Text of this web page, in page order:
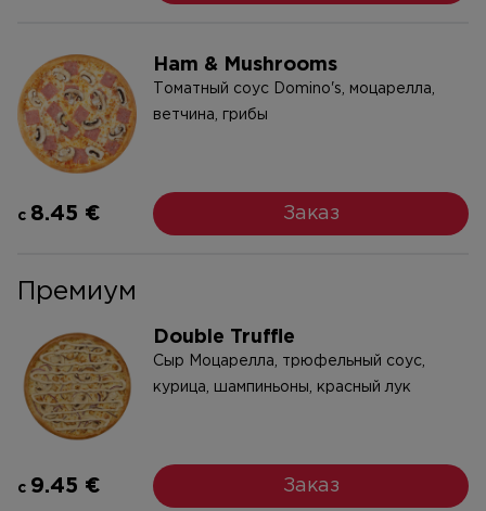
Ham & Mushrooms
Tоматный соус Domino's, моцарелла,
ветчина, грибы
c 8.45 € Заказ
Премиум
Double Truffle
Сыр Моцарелла, трюфельный соус,
курица, шампиньоны, красный лук
c 9.45 € Заказ